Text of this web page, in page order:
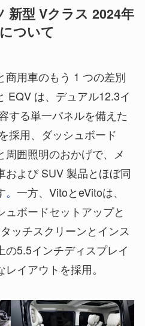
新型 Vクラス 2024年
ついて
商用車のもう 1 つの差別
EQV は、デュアル12.3イ
する単一パネルを備えた
採用、ダッシュボード
囲照明のおかげで、メ
および SUV 製品とほぼ同
。 一方、VitoとeVitoは、
ボードセットアップと
ッチスクリーンとインス
の5.5インチディスプレイ
イアウトを採用。